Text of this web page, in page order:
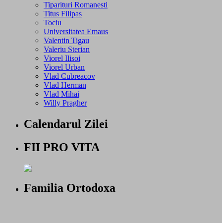
Tiparituri Romanesti
Titus Filipas
Tociu
Universitatea Emaus
Valentin Tigau
Valeriu Sterian
Viorel Ilisoi
Viorel Urban
Vlad Cubreacov
Vlad Herman
Vlad Mihai
Willy Pragher
Calendarul Zilei
FII PRO VITA
Familia Ortodoxa